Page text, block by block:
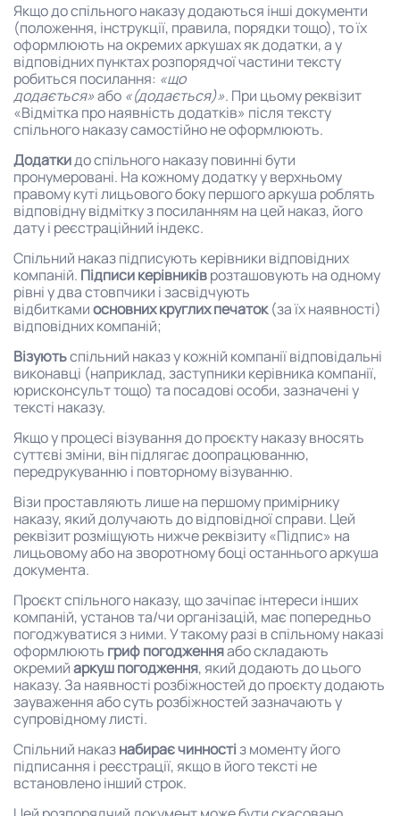
Якщо до спільного наказу додаються інші документи
(положення, інструкції, правила, порядки тощо), то їх
оформлюють на окремих аркушах як додатки, а у
відповідних пунктах розпорядчої частини тексту
робиться посилання: «що
додається»або «(додається)». При цьому реквізит
«Відмітка про наявність додатків» після тексту
спільного наказу самостійно не оформлюють.
Додаткидо спільного наказу повинні бути
пронумеровані. На кожному додатку у верхньому
правому куті лицьового боку першого аркуша роблять
відповідну відмітку з посиланням на цей наказ, його
дату і реєстраційний індекс.
Спільний наказ підписують керівники відповідних
компаній. Підписи керівниківрозташовують на одному
рівні у два стовпчики і засвідчують
відбиткамиосновних круглих печаток(за їх наявності)
відповідних компаній;
Візуютьспільний наказ у кожній компанії відповідальні
виконавці (наприклад, заступники керівника компанії,
юрисконсульт тощо) та посадові особи, зазначені у
тексті наказу.
Якщо у процесі візування до проєкту наказу вносять
суттєві зміни, він підлягає доопрацюванню,
передрукуванню і повторному візуванню.
Візи проставляють лише на першому примірнику
наказу, який долучають до відповідної справи. Цей
реквізит розміщують нижче реквізиту «Підпис» на
лицьовому або на зворотному боці останнього аркуша
документа.
Проєкт спільного наказу, що зачіпає інтереси інших
компаній, установ та/чи організацій, має попередньо
погоджуватися з ними. У такому разі в спільному наказі
оформлюють гриф погодженняабо складають
окремийаркуш погодження, який додають до цього
наказу. За наявності розбіжностей до проєкту додають
зауваження або суть розбіжностей зазначають у
супровідному листі.
Спільний наказнабирає чинностіз моменту його
підписання і реєстрації, якщо в його тексті не
встановлено інший строк.